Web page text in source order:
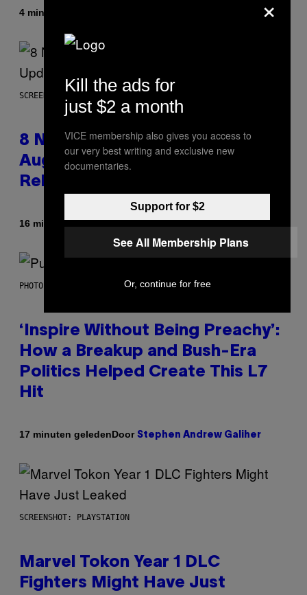
4 minuten geleden
SCREENSHOT: EPIC GAMES
8 New Fortnite Sprites Added in
August 6 Update – Locations &
Release Time
16 minuten geledenDoor
PHOTO BY GIE KNAEPS/GETTY IMAGES
‘Inspire Without Being Preachy’:
How a Breakup and Bush-Era
Politics Helped Create This L7
Hit
17 minuten geledenDoor Stephen Andrew Galiher
SCREENSHOT: PLAYSTATION
Marvel Tokon Year 1 DLC
Fighters Might Have Just
Kill the ads for
just $2 a month
VICE membership also gives you access to
our very best writing and exclusive new
documentaries.
Support for $2
See All Membership Plans
Or, continue for free